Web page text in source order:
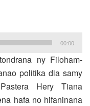
00:00
ny Filoham-
politika dia samy
Hery Tiana
hafa no hifaninana